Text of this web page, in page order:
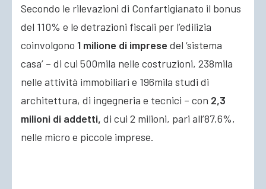
Secondo le rilevazioni di Confartigianato il bonus
del 110% e le detrazioni fiscali per l’edilizia
coinvolgono 1 milione di imprese del ‘sistema
casa’ – di cui 500mila nelle costruzioni, 238mila
nelle attività immobiliari e 196mila studi di
architettura, di ingegneria e tecnici – con 2,3
milioni di addetti, di cui 2 milioni, pari all’87,6%,
nelle micro e piccole imprese.